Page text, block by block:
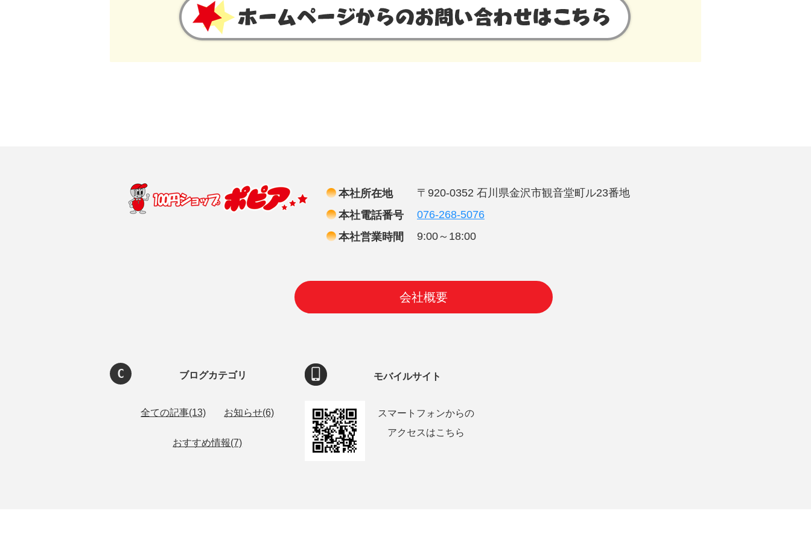
本社所在地
〒920-0352 石川県金沢市観音堂町ル23番地
本社電話番号
076-268-5076
本社営業時間
9:00～18:00
会社概要
ブログカテゴリ
全ての記事(13) お知らせ(6)
おすすめ情報(7)
モバイルサイト
スマートフォンからの
アクセスはこちら